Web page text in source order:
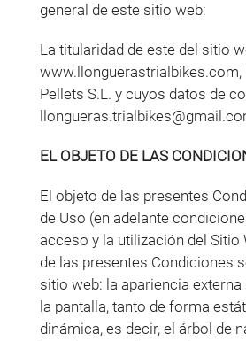
general de este sitio web:
La titularidad de este del sitio web
www.llonguerastrialbikes.com,
Pellets S.L. y cuyos datos de
EL OBJETO DE LAS
El objeto de las presentes Condiciones Generales
de Uso (en adelante
acceso y la utilización del Sitio
de las presentes Condiciones
sitio web: la apariencia
la pantalla, tanto de forma
dinámica, es decir, el árbol de